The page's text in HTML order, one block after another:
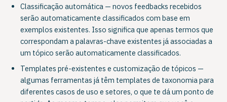
Classificação automática — novos feedbacks recebidos
serão automaticamente classificados com base em
exemplos existentes. Isso significa que apenas termos que
correspondam a palavras-chave existentes já associadas a
um tópico serão automaticamente classificados.
Templates pré-existentes e customização de tópicos —
algumas ferramentas já têm templates de taxonomia para
diferentes casos de uso e setores, o que te dá um ponto de